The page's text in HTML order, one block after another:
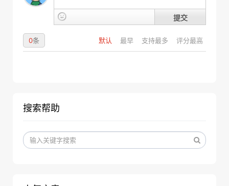
提交
默认 最早 支持最多 评分最高
0条
搜索帮助